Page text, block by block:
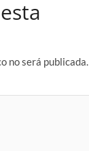
no será publicada.